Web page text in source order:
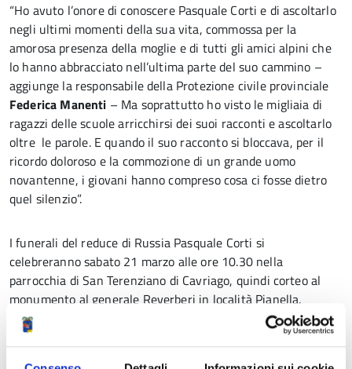
“Ho avuto l’onore di conoscere Pasquale Corti e di ascoltarlo
negli ultimi momenti della sua vita, commossa per la
amorosa presenza della moglie e di tutti gli amici alpini che
lo hanno abbracciato nell’ultima parte del suo cammino –
aggiunge la responsabile della Protezione civile provinciale
Federica Manenti – Ma soprattutto ho visto le migliaia di
ragazzi delle scuole arricchirsi dei suoi racconti e ascoltarlo
oltre le parole. E quando il suo racconto si bloccava, per il
ricordo doloroso e la commozione di un grande uomo
novantenne, i giovani hanno compreso cosa ci fosse dietro
quel silenzio”.
I funerali del reduce di Russia Pasquale Corti si
celebrerannosabato 21 marzo alle ore 10.30 nella
parrocchia di San Terenziano di Cavriago, quindi corteo al
monumento al generale Reverberi in località Pianella.